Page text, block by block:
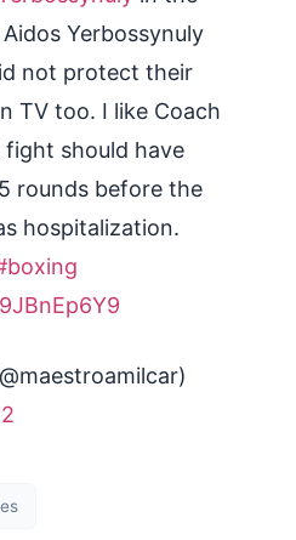
Yerbossynuly
not protect their
TV too. I like Coach
should have
rounds before the
hospitalization.